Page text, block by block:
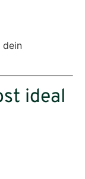
dein
ideal